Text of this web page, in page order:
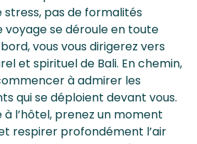
stress, pas de formalités
voyage se déroule en toute
vous vous dirigerez vers
et spirituel de Bali. En chemin,
à admirer les
qui se déploient devant vous.
l’hôtel, prenez un moment
respirer profondément l’air